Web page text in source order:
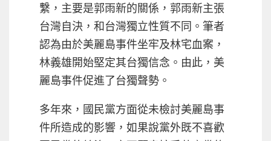
繫，主要是郭雨新的關係，郭雨新主張
台灣自決，和台灣獨立性質不同。筆者
認為由於美麗島事件坐牢及林宅血案，
林義雄開始堅定其台獨信念。由此，美
麗島事件促進了台獨聲勢。
多年來，國民黨方面從未檢討美麗島事
件所造成的影響，如果說黨外既不喜歡